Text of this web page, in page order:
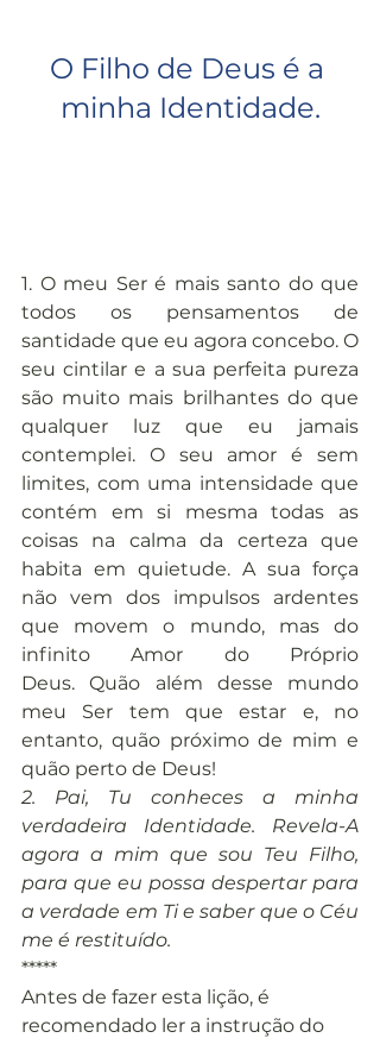
O Filho de Deus é a
minha Identidade.
1. O meu Ser é mais santo do que
todos os pensamentos de
santidade que eu agora concebo. O
seu cintilar e a sua perfeita pureza
são muito mais brilhantes do que
qualquer luz que eu jamais
contemplei. O seu amor é sem
limites, com uma intensidade que
contém em si mesma todas as
coisas na calma da certeza que
habita em quietude. A sua força
não vem dos impulsos ardentes
que movem o mundo, mas do
infinito Amor do Próprio
Deus. Quão além desse mundo
meu Ser tem que estar e, no
entanto, quão próximo de mim e
quão perto de Deus!
2. Pai, Tu conheces a minha
verdadeira Identidade. Revela-A
agora a mim que sou Teu Filho,
para que eu possa despertar para
a verdade em Ti e saber que o Céu
me é restituído.
*****
Antes de fazer esta lição, é
recomendado ler a instrução do